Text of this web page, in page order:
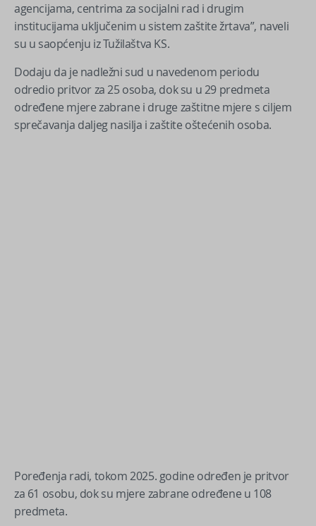
agencijama, centrima za socijalni rad i drugim
institucijama uključenim u sistem zaštite žrtava”, naveli
su u saopćenju iz Tužilaštva KS.
Dodaju da je nadležni sud u navedenom periodu
odredio pritvor za 25 osoba, dok su u 29 predmeta
određene mjere zabrane i druge zaštitne mjere s ciljem
sprečavanja daljeg nasilja i zaštite oštećenih osoba.
Poređenja radi, tokom 2025. godine određen je pritvor
za 61 osobu, dok su mjere zabrane određene u 108
predmeta.